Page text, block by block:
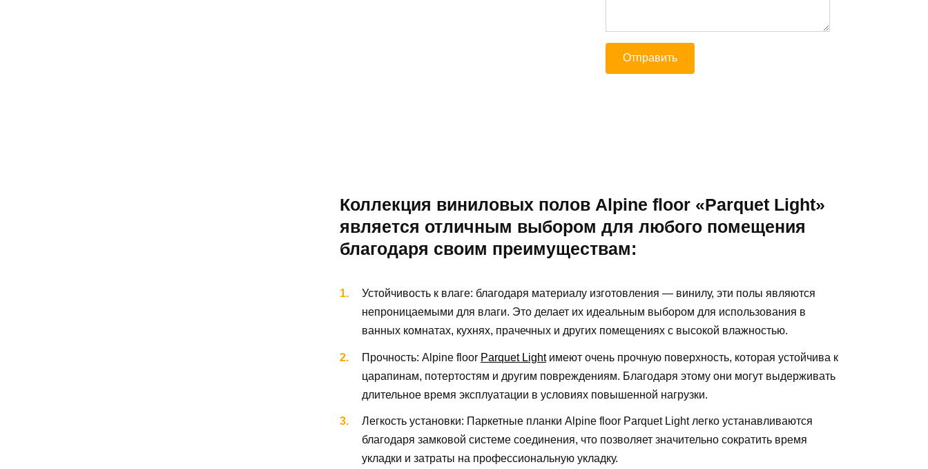
Коллекция виниловых полов Alpine floor «Parquet Light»
является отличным выбором для любого помещения
благодаря своим преимуществам:
Устойчивость к влаге: благодаря материалу изготовления — винилу, эти полы являются
непроницаемыми для влаги. Это делает их идеальным выбором для использования в
ванных комнатах, кухнях, прачечных и других помещениях с высокой влажностью.
Прочность: Alpine floor Parquet Lightимеют очень прочную поверхность, которая устойчива к
царапинам, потертостям и другим повреждениям. Благодаря этому они могут выдерживать
длительное время эксплуатации в условиях повышенной нагрузки.
Легкость установки: Паркетные планки Alpine floor Parquet Light легко устанавливаются
благодаря замковой системе соединения, что позволяет значительно сократить время
укладки и затраты на профессиональную укладку.